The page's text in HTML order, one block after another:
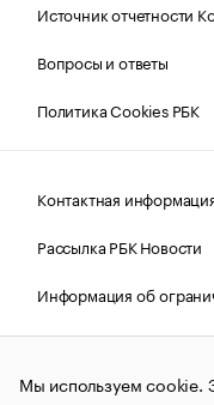
Источник отчетности
Вопросы и ответы
Политика Cookies РБК
Контактная
Рассылка РБК Новости
Информация об
Правовая информация
© АО
Мы используем cookie.